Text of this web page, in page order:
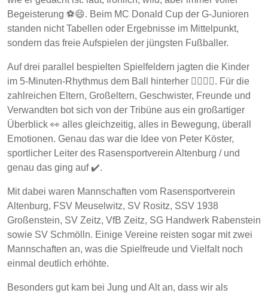
Begeisterung ⚽😄. Beim MC Donald Cup der G-Junioren
standen nicht Tabellen oder Ergebnisse im Mittelpunkt,
sondern das freie Aufspielen der jüngsten Fußballer.
Auf drei parallel bespielten Spielfeldern jagten die Kinder
im 5-Minuten-Rhythmus dem Ball hinterher 🏃‍♂️🏃‍♀️. Für die
zahlreichen Eltern, Großeltern, Geschwister, Freunde und
Verwandten bot sich von der Tribüne aus ein großartiger
Überblick 👀 alles gleichzeitig, alles in Bewegung, überall
Emotionen. Genau das war die Idee von Peter Köster,
sportlicher Leiter des Rasensportverein Altenburg / und
genau das ging auf ✔️.
Mit dabei waren Mannschaften vom Rasensportverein
Altenburg, FSV Meuselwitz, SV Rositz, SSV 1938
Großenstein, SV Zeitz, VfB Zeitz, SG Handwerk Rabenstein
sowie SV Schmölln. Einige Vereine reisten sogar mit zwei
Mannschaften an, was die Spielfreude und Vielfalt noch
einmal deutlich erhöhte.
Besonders gut kam bei Jung und Alt an, dass wir als